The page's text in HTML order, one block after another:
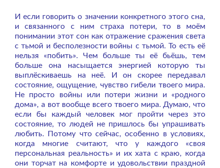
И если говорить о значении конкретного этого сна,
и связанного с ним страха потери, то в моём
понимании этот сон как отражение сражения света
с тьмой и бесполезности войны с тьмой. То есть её
нельзя «побить». Чем больше ты её бьёшь, тем
больше она насыщается энергией которую ты
выплёскиваешь на неё. И он скорее передавал
состояние, ощущение, чувство гибели твоего мира.
Не просто войны или потери жизни и «родного
дома», а вот вообще всего твоего мира. Думаю, что
если бы каждый человек мог пройти через это
состояние, то людей не пришлось бы упрашивать
любить. Потому что сейчас, особенно в условиях,
когда многие считают, что у каждого «своя
персональная реальность» и их хата с краю, когда
они торчат на комфорте и удовольствии праздной